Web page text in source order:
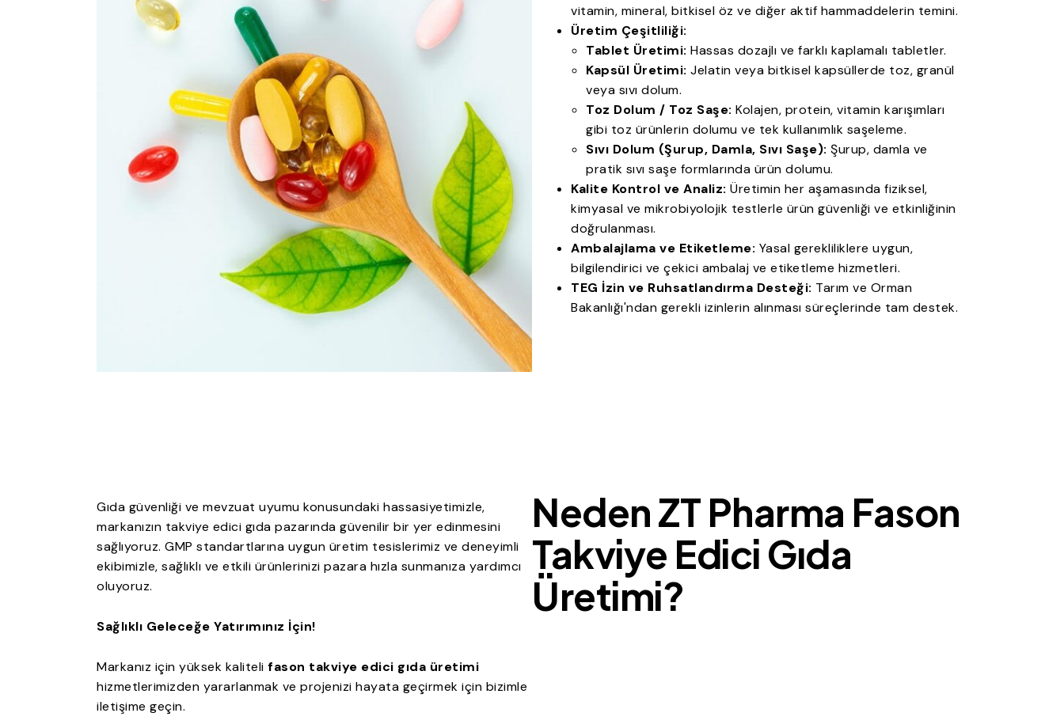
vitamin, mineral, bitkisel öz ve diğer aktif hammaddelerin temini.
Üretim Çeşitliliği:
Tablet Üretimi: Hassas dozajlı ve farklı kaplamalı tabletler.
Kapsül Üretimi: Jelatin veya bitkisel kapsüllerde toz, granül
veya sıvı dolum.
Toz Dolum / Toz Saşe: Kolajen, protein, vitamin karışımları
gibi toz ürünlerin dolumu ve tek kullanımlık saşeleme.
Sıvı Dolum (Şurup, Damla, Sıvı Saşe): Şurup, damla ve
pratik sıvı saşe formlarında ürün dolumu.
Kalite Kontrol ve Analiz: Üretimin her aşamasında fiziksel,
kimyasal ve mikrobiyolojik testlerle ürün güvenliği ve etkinliğinin
doğrulanması.
Ambalajlama ve Etiketleme: Yasal gerekliliklere uygun,
bilgilendirici ve çekici ambalaj ve etiketleme hizmetleri.
TEG İzin ve Ruhsatlandırma Desteği: Tarım ve Orman
Bakanlığı'ndan gerekli izinlerin alınması süreçlerinde tam destek.
Gıda güvenliği ve mevzuat uyumu konusundaki hassasiyetimizle,
markanızın takviye edici gıda pazarında güvenilir bir yer edinmesini
sağlıyoruz. GMP standartlarına uygun üretim tesislerimiz ve deneyimli
ekibimizle, sağlıklı ve etkili ürünlerinizi pazara hızla sunmanıza yardımcı
oluyoruz.
Sağlıklı Geleceğe Yatırımınız İçin!
Markanız için yüksek kaliteli fason takviye edici gıda üretimi
hizmetlerimizden yararlanmak ve projenizi hayata geçirmek için bizimle
iletişime geçin.
Neden ZT Pharma Fason
Takviye Edici Gıda
Üretimi?